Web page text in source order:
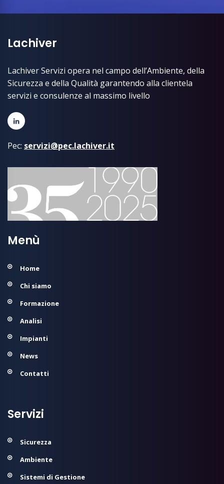
Lachiver
Lachiver Servizi opera nel campo dell’Ambiente, della
Sicurezza e della Qualità garantendo alla clientela
servizi e consulenze al massimo livello
Pec: servizi@pec.lachiver.it
Menù
Home
Chi siamo
Formazione
Analisi
Impianti
News
Contatti
Servizi
Sicurezza
Ambiente
Sistemi di Gestione